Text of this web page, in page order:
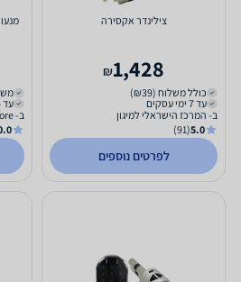
צילינדר אקסירה
1,428
₪
כולל משלוח (₪39)
עד 7 ימי עסקים
ב- המרכז הישראלי למיגון
5.0
(91)
לפרטים נוספים
עד 5 ימי עסקים
ב- AllTechStore